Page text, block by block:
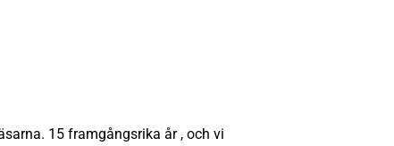
15 framgångsrika år , och vi